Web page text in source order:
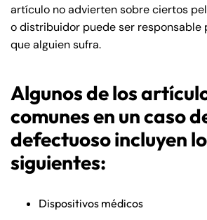
artículo no advierten sobre ciertos
o distribuidor puede ser responsable
que alguien sufra.
Algunos de los
comunes en un caso
defectuoso incluyen
siguientes:
Dispositivos médicos